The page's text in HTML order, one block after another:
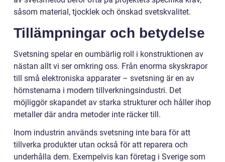
såsom material, tjocklek och önskad svetskvalitet.
Tillämpningar och betydelse
Svetsning spelar en oumbärlig roll i konstruktionen av
nästan allt vi ser omkring oss. Från enorma skyskrapor
till små elektroniska apparater – svetsning är en av
hörnstenarna i modern tillverkningsindustri. Det
möjliggör skapandet av starka strukturer och håller ihop
metaller där andra metoder inte räcker till.
Inom industrin används svetsning inte bara för att
tillverka produkter utan också för att reparera och
underhålla dem. Exempelvis kan företag i Sverige som